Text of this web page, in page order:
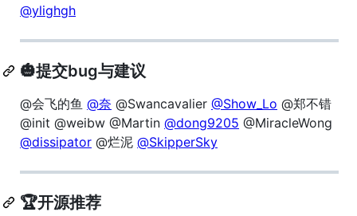
@ylighgh
🎃提交bug与建议
@会飞的鱼 @奈 @Swancavalier @Show_Lo @郑不错
@init @weibw @Martin @dong9205 @MiracleWong
@dissipator @烂泥 @SkipperSky
🏆开源推荐